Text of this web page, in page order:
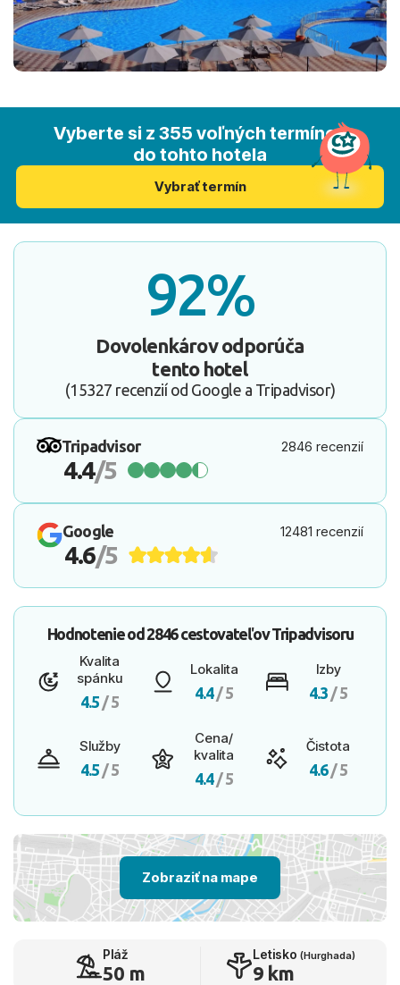
Vyberte si z 355 voľných termínov
do tohto hotela
Vybrať termín
92%
Dovolenkárov odporúča
tento hotel
(15327 recenzií od Google a Tripadvisor)
Tripadvisor 2846 recenzií
4.4/5
Google 12481 recenzií
4.6/5
Hodnotenie od2846 cestovateľovTripadvisoru
Kvalita
spánku
4.5 / 5
Lokalita
4.4/ 5
Izby
4.3 / 5
Služby
4.5 / 5
Cena/
kvalita
4.4/ 5
Čistota
4.6/ 5
Zobraziť na mape
Pláž
50 m
Letisko (Hurghada)
9 km